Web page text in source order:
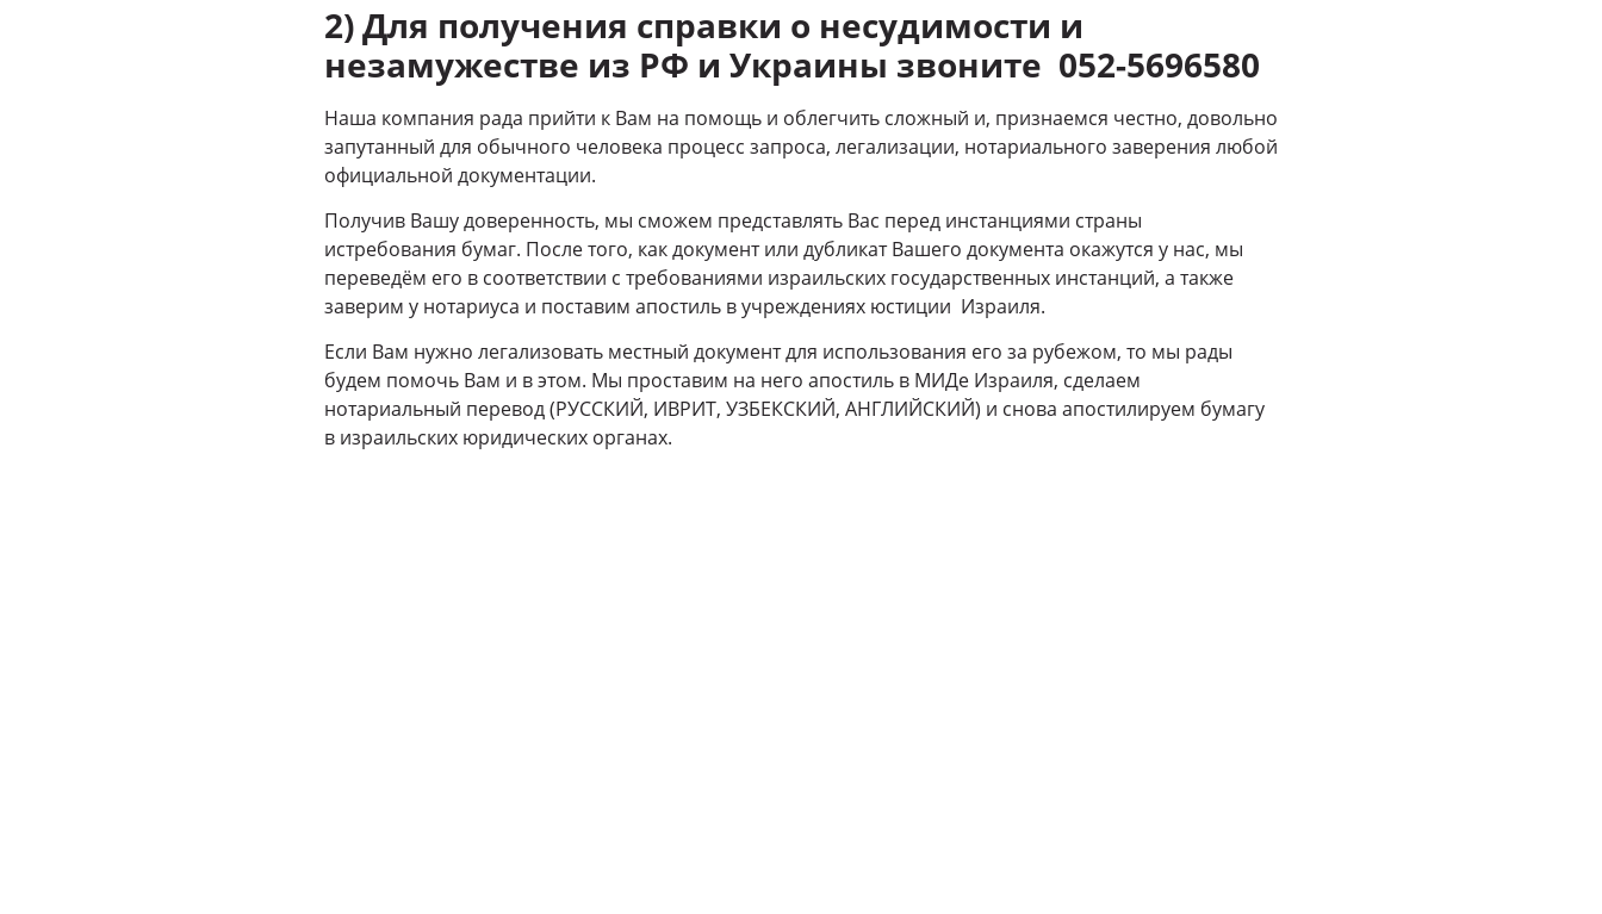
2) Для получения справки о несудимости и
незамужестве из РФ и Украины звоните 052-5696580
Наша компания рада прийти к Вам на помощь и облегчить сложный и, признаемся честно, довольно
запутанный для обычного человека процесс запроса, легализации, нотариального заверения любой
официальной документации.
Получив Вашу доверенность, мы сможем представлять Вас перед инстанциями страны
истребования бумаг. После того, как документ или дубликат Вашего документа окажутся у нас, мы
переведём его в соответствии с требованиями израильских государственных инстанций, а также
заверим у нотариуса и поставим апостиль в учреждениях юстиции Израиля.
Если Вам нужно легализовать местный документ для использования его за рубежом, то мы рады
будем помочь Вам и в этом. Мы проставим на него апостиль в МИДе Израиля, сделаем
нотариальный перевод (РУССКИЙ, ИВРИТ, УЗБЕКСКИЙ, АНГЛИЙСКИЙ) и снова апостилируем бумагу
в израильских юридических органах.